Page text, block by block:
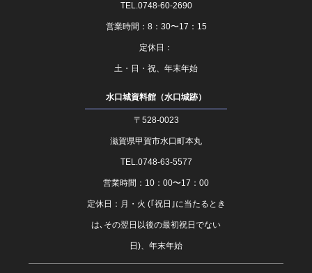
TEL.0748-60-2690
営業時間：8：30〜17：15
定休日：
土・日・祝、年末年始
水口城資料館（水口城跡）
〒528-0023
滋賀県甲賀市水口町本丸
TEL.0748-63-5577
営業時間：10：00〜17：00
定休日：月・火 (｢祝日｣に当たるとき
は､その翌日以後の最初祝日でない
日)、年末年始